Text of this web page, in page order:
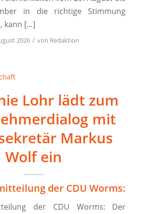
in die richtige Stimmung
kann […]
2026 / von Redaktion
Lohr lädt zum
mit
Markus
Wolf ein
der CDU Worms:
der CDU Worms: Der